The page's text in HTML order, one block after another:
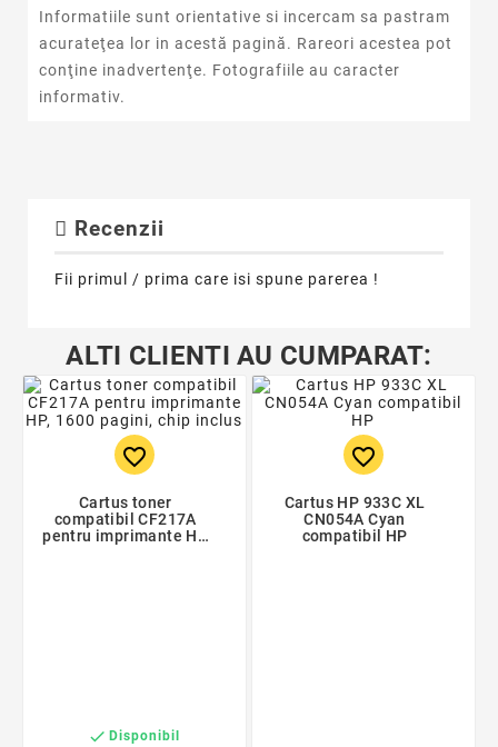
Informatiile sunt orientative si incercam sa pastram
acurateţea lor in acestă pagină. Rareori acestea pot
conţine inadvertenţe. Fotografiile au caracter
informativ.
Recenzii
Fii primul / prima care isi spune parerea !
ALTI CLIENTI AU CUMPARAT:
favorite_border
Cartus toner
compatibil CF217A
pentru imprimante HP,
 Disponibil
favorite_border
Cartus HP 933C XL
CN054A Cyan
compatibil HP